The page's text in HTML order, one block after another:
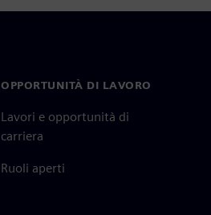
OPPORTUNITÀ DI LAVORO
Lavori e opportunità di
carriera
Ruoli aperti